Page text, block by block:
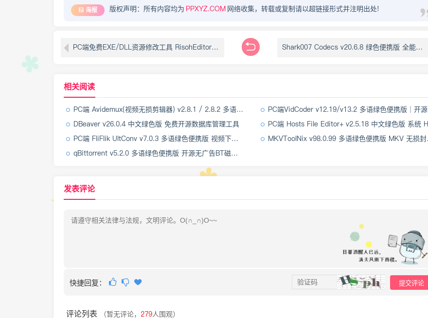
海报 版权声明：所有内容均为 PPXYZ.COM 网络收集，转载或复制请以超链接形式并注明出处!
PC端免费EXE/DLL资源修改工具 RisohEditor 5.9.7中文绿色便携版 汉化必备工具 Shark007 Codecs v20.6.8 绿色便携版 全能多媒体编解码器套件
相关阅读
PC端 Avidemux(视频无损剪辑器) v2.8.1 / 2.8.2 多语便携绿色版
PC端VidCoder v12.19/v13.2 多语绿色便携版｜开源视频剪辑转码神器
DBeaver v26.0.4 中文绿色版 免费开源数据库管理工具
PC端 Hosts File Editor+ v2.5.18 中文绿色版 系统 Hosts 文件编辑器
PC端 FliFlik UltConv v7.0.3 多语绿色便携版 视频下载格式转换工具
MKVToolNix v98.0.99 多语绿色便携版 MKV 无损封装剪辑工具
qBittorrent v5.2.0 多语绿色便携版 开源无广告BT磁力下载工具
发表评论
快捷回复：
评论列表 （暂无评论， 279人围观）